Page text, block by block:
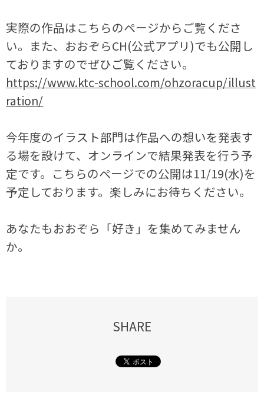
実際の作品はこちらのページからご覧くださ
い。また、おおぞらCH(公式アプリ)でも公開し
ておりますのでぜひご覧ください。
https://www.ktc-school.com/ohzoracup/illust
ration/
今年度のイラスト部門は作品への想いを発表す
る場を設けて、オンラインで結果発表を行う予
定です。こちらのページでの公開は11/19(水)を
予定しております。楽しみにお待ちください。
あなたもおおぞら「好き」を集めてみません
か。
SHARE